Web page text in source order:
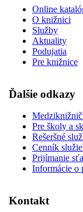
Online
O knižnici
Služby
Aktuality
Podujatia
Pre knižnice
Ďalšie odkazy
Pre školy a
Rešeršné
Cenník
Prijímanie
Informácie o
Kontakt